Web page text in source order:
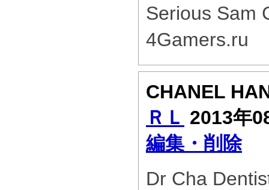
Serious Sam
4Gamers.ru
CHANEL
ＲＬ 2013年
編集・削除
Dr Cha